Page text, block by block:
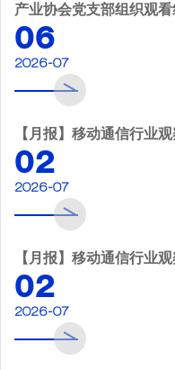
产业协会党支部组织观看
06
2026-07
【月报】移动通信行业观
02
2026-07
【月报】移动通信行业观
02
2026-07